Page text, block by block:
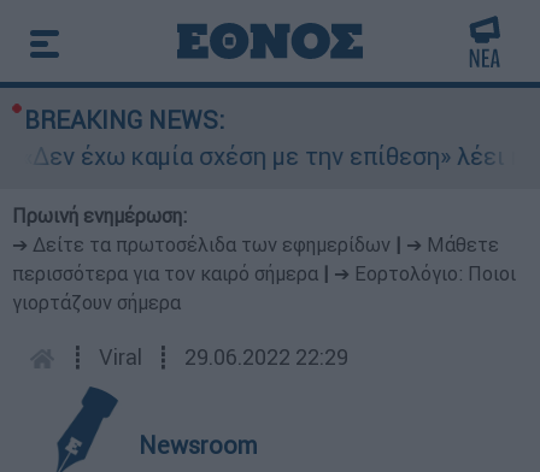
BREAKING NEWS:
έχω καμία σχέση με την επίθεση» λέει η
Πρωινή ενημέρωση:
➔ Δείτε τα πρωτοσέλιδα των εφημερίδων
➔ Μάθετε
περισσότερα για τον καιρό σήμερα
➔ Εορτολόγιο: Ποιοι
γιορτάζουν σήμερα
┋ Viral ┋ 29.06.2022 22:29
Newsroom